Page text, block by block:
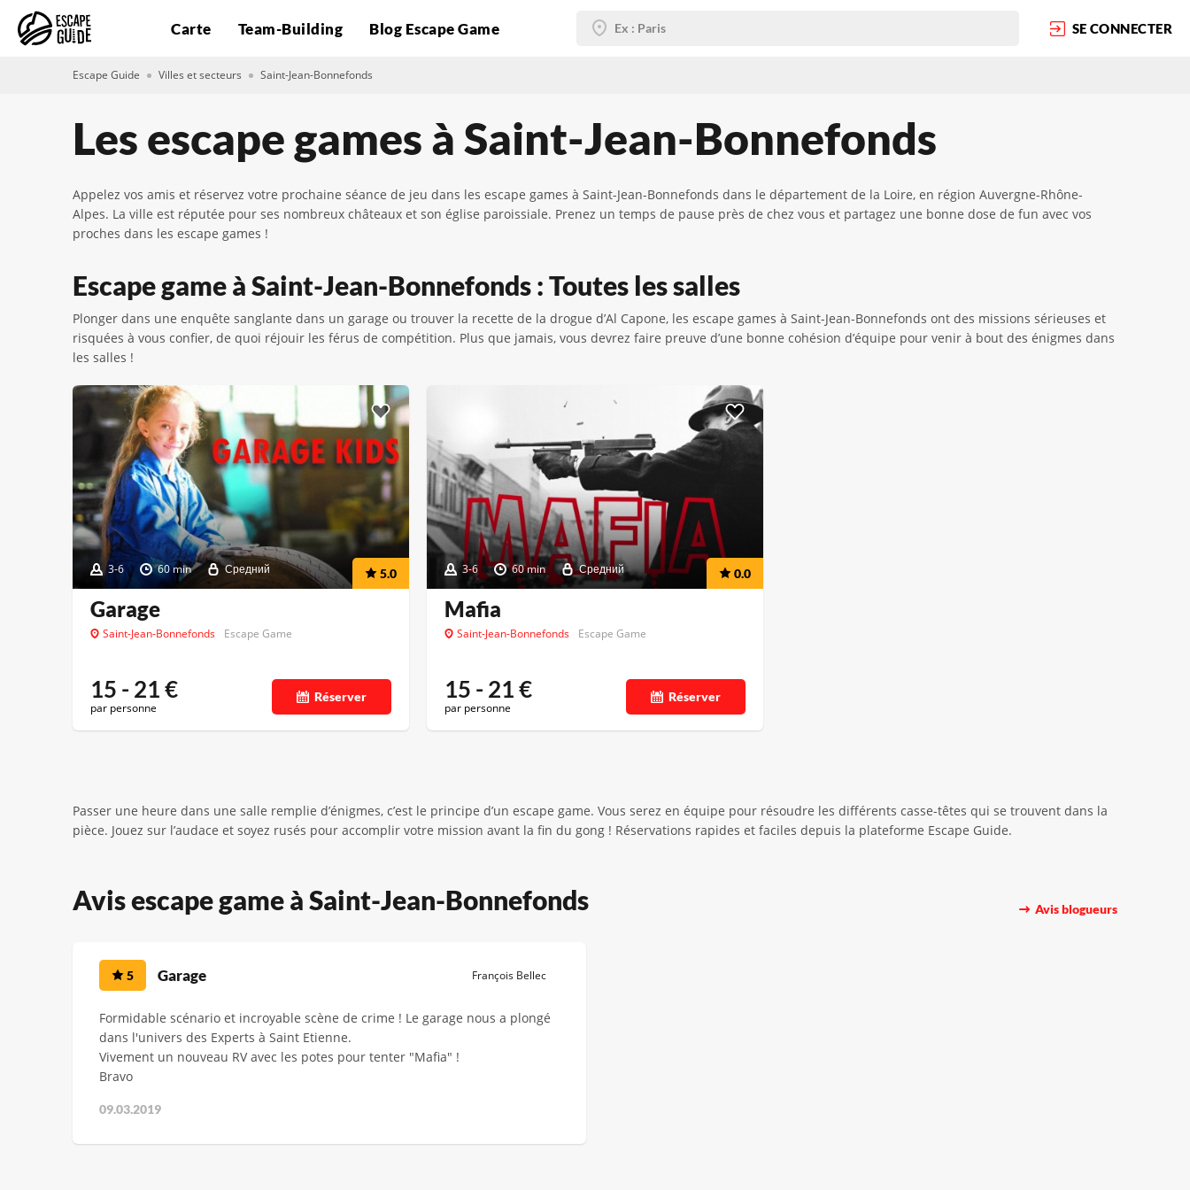
Carte Team-Building Blog Escape Game SE CONNECTER
Escape Guide Villes et secteurs Saint-Jean-Bonnefonds
Les escape games à Saint-Jean-Bonnefonds
Appelez vos amis et réservez votre prochaine séance de jeu dans les escape games à Saint-Jean-Bonnefonds dans le département de la Loire, en région Auvergne-Rhône-
Alpes. La ville est réputée pour ses nombreux châteaux et son église paroissiale. Prenez un temps de pause près de chez vous et partagez une bonne dose de fun avec vos
proches dans les escape games !
Escape game à Saint-Jean-Bonnefonds : Toutes les salles
Plonger dans une enquête sanglante dans un garage ou trouver la recette de la drogue d’Al Capone, les escape games à Saint-Jean-Bonnefonds ont des missions sérieuses et
risquées à vous confier, de quoi réjouir les férus de compétition. Plus que jamais, vous devrez faire preuve d’une bonne cohésion d’équipe pour venir à bout des énigmes dans
les salles !
3-6 60 min Средний 5.0
Garage
Saint-Jean-Bonnefonds Escape Game
15 - 21€
par personne
Réserver
3-6 60 min Средний 0.0
Mafia
Saint-Jean-Bonnefonds Escape Game
15 - 21€
par personne
Réserver
Passer une heure dans une salle remplie d’énigmes, c’est le principe d’un escape game. Vous serez en équipe pour résoudre les différents casse-têtes qui se trouvent dans la
pièce. Jouez sur l’audace et soyez rusés pour accomplir votre mission avant la fin du gong ! Réservations rapides et faciles depuis la plateforme Escape Guide.
Avis escape game à Saint-Jean-Bonnefonds Avis blogueurs
5 Garage François Bellec
Formidable scénario et incroyable scène de crime ! Le garage nous a plongé
dans l'univers des Experts à Saint Etienne.
Vivement un nouveau RV avec les potes pour tenter "Mafia" !
Bravo
09.03.2019